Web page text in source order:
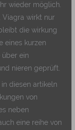
wieder möglich.
Viagra wirkt nur
die wirkung
eines kurzen
ein
nieren geprüft.
diesen artikeln
von
neben
eine reihe von